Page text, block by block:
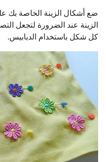
ضع أشكال الزينة الخاصة بك
الزينة عند الضرورة لتجعل
كل شكل باستخدام الدبابيس.